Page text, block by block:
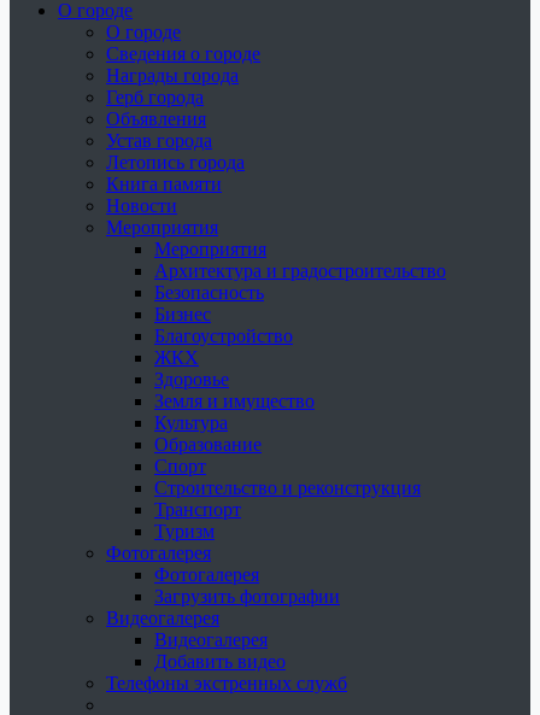
О городе
О городе
Сведения о городе
Награды города
Герб города
Объявления
Устав города
Летопись города
Книга памяти
Новости
Мероприятия
Мероприятия
Архитектура и градостроительство
Безопасность
Бизнес
Благоустройство
ЖКХ
Здоровье
Земля и имущество
Культура
Образование
Спорт
Строительство и реконструкция
Транспорт
Туризм
Фотогалерея
Фотогалерея
Загрузить фотографии
Видеогалерея
Видеогалерея
Добавить видео
Телефоны экстренных служб